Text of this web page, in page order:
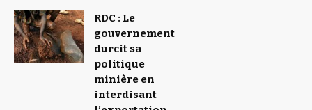
RDC : Le
gouvernement
durcit sa
politique
minière en
interdisant